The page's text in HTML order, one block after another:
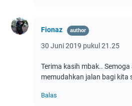
Fionaz
30 Juni 2019 pukul 21.25
Terima kasih mbak.. Semoga
memudahkan jalan bagi kita
Balas